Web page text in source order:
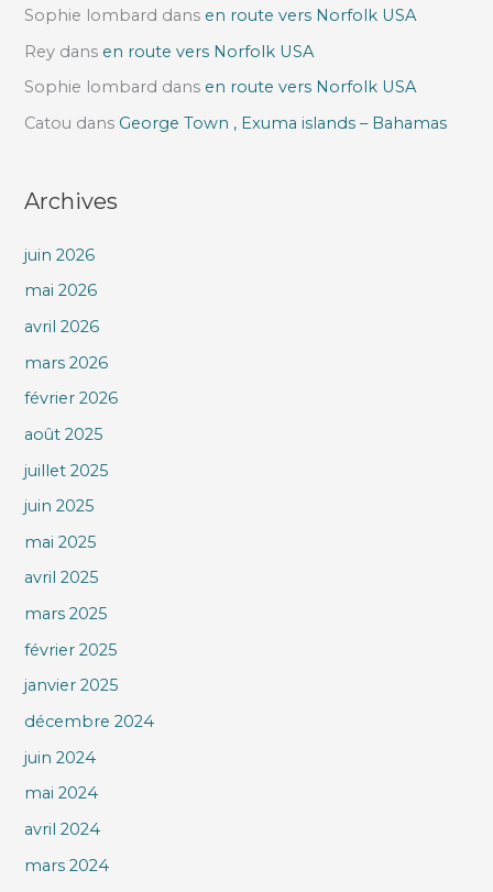
Sophie lombard dans en route vers Norfolk USA
Rey dans en route vers Norfolk USA
Sophie lombard dans en route vers Norfolk USA
Catou dans George Town , Exuma islands – Bahamas
Archives
juin 2026
mai 2026
avril 2026
mars 2026
février 2026
août 2025
juillet 2025
juin 2025
mai 2025
avril 2025
mars 2025
février 2025
janvier 2025
décembre 2024
juin 2024
mai 2024
avril 2024
mars 2024